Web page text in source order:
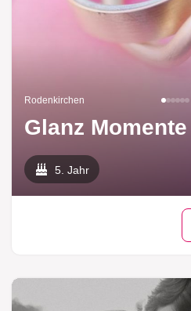
Rodenkirchen
Glanz Momente
5. Jahr